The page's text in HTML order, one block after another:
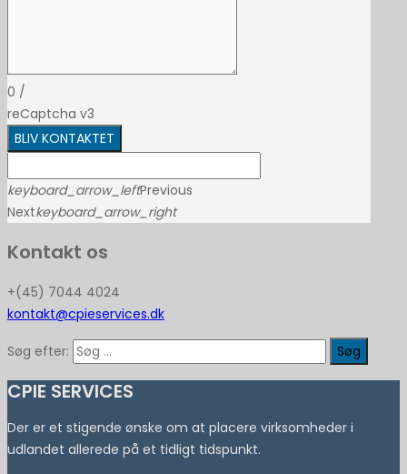
0 /
reCaptcha v3
BLIV KONTAKTET
keyboard_arrow_leftPrevious
Nextkeyboard_arrow_right
Kontakt os
+(45) 7044 4024
kontakt@cpieservices.dk
Søg efter:
CPIE SERVICES
Der er et stigende ønske om at placere virksomheder i
udlandet allerede på et tidligt tidspunkt.